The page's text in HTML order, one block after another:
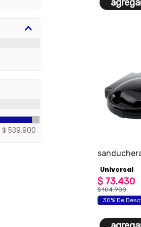
$ 539.900
Universal
$ 73.430
$ 104.900
30% De